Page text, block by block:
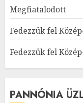
Megfiatalodott
Fedezzük fel
Fedezzük fel
PANNÓNIA